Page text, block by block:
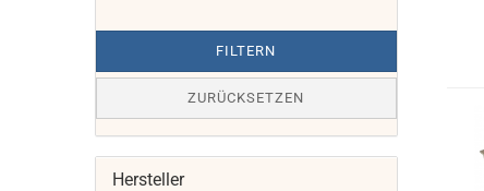
FILTERN
ZURÜCKSETZEN
Hersteller